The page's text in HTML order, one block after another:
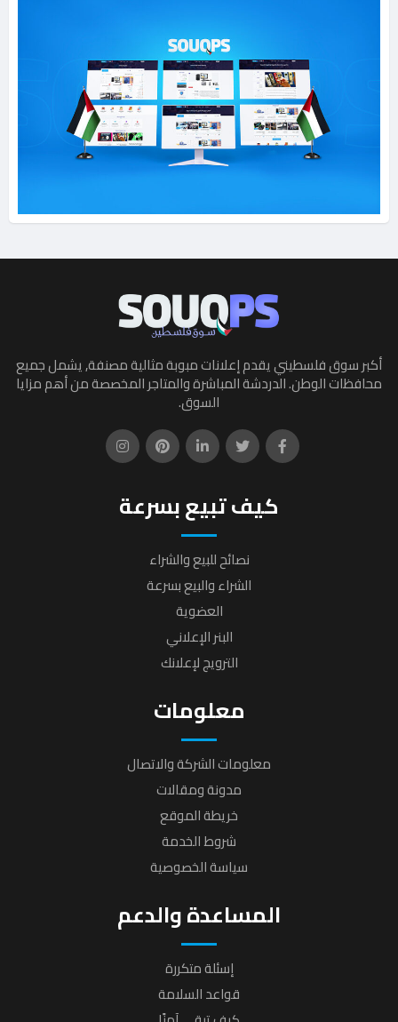
أكبر سوق فلسطيني يقدم إعلانات مبوبة مثالية مصنفة, يشمل جميع
محافظات الوطن. الدردشة المباشرة والمتاجر المخصصة من أهم مزايا
السوق.
كيف تبيع بسرعة
نصائح للبيع والشراء
الشراء والبيع بسرعة
العضوية
البنر الإعلاني
الترويج لإعلانك
معلومات
معلومات الشركة والاتصال
مدونة ومقالات
خريطة الموقع
شروط الخدمة
سياسة الخصوصية
المساعدة والدعم
إسئلة متكررة
قواعد السلامة